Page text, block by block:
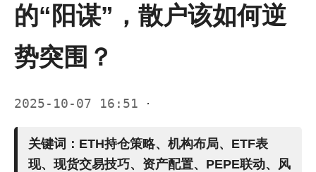
的“阳谋”，散户该如何逆
势突围？
2025-10-07 16:51 ·
关键词： ETH持仓策略、 机构布局、 ETF表
现、 现货交易技巧、 资产配置、 PEPE联动、 风